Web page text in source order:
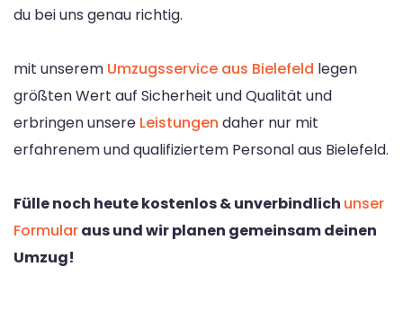
du bei uns genau richtig.
mit unserem Umzugsservice aus Bielefeld legen
größten Wert auf Sicherheit und Qualität und
erbringen unsere Leistungen daher nur mit
erfahrenem und qualifiziertem Personal aus Bielefeld.
Fülle noch heute kostenlos & unverbindlich unser
Formularaus und wir planen gemeinsam deinen
Umzug!